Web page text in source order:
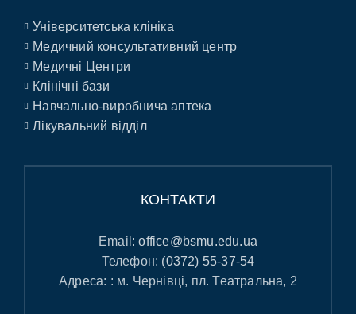
Університетська клініка
Медичний консультативний центр
Медичні Центри
Клінічні бази
Навчально-виробнича аптека
Лікувальний відділ
КОНТАКТИ
Email:office@bsmu.edu.ua
Телефон: (0372) 55-37-54
Адреса: : м. Чернівці, пл. Театральна, 2